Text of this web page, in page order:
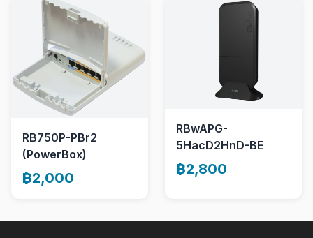
RB750P-PBr2
(PowerBox)
฿2,000
RBwAPG-
5HacD2HnD-BE
฿2,800